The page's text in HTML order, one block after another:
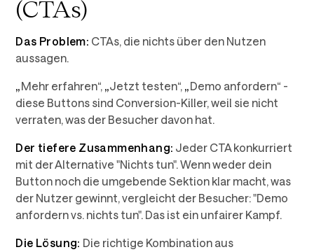
(CTAs)
Das Problem: CTAs, die nichts über den Nutzen
aussagen.
„Mehr erfahren“, „Jetzt testen“, „Demo anfordern“ -
diese Buttons sind Conversion-Killer, weil sie nicht
verraten, was der Besucher davon hat.
Der tiefere Zusammenhang: Jeder CTA konkurriert
mit der Alternative "Nichts tun". Wenn weder dein
Button noch die umgebende Sektion klar macht, was
der Nutzer gewinnt, vergleicht der Besucher: "Demo
anfordern vs. nichts tun". Das ist ein unfairer Kampf.
Die Lösung: Die richtige Kombination aus